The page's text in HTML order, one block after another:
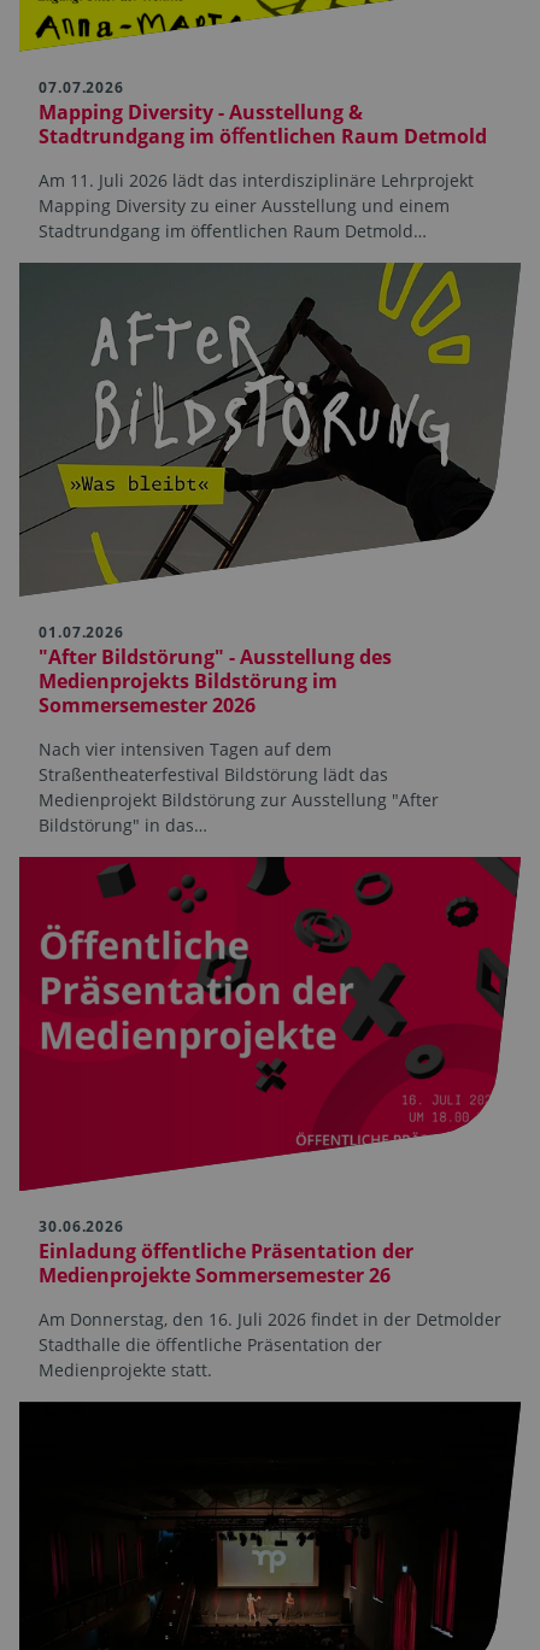
07.07.2026
Mapping Diversity - Ausstellung &
Stadtrundgang im öﬀentlichen Raum Detmold
Am 11. Juli 2026 lädt das interdisziplinäre Lehrprojekt
Mapping Diversity zu einer Ausstellung und einem
Stadtrundgang im öﬀentlichen Raum Detmold…
01.07.2026
"After Bildstörung" - Ausstellung des
Medienprojekts Bildstörung im
Sommersemester 2026
Nach vier intensiven Tagen auf dem
Straßentheaterfestival Bildstörung lädt das
Medienprojekt Bildstörung zur Ausstellung "After
Bildstörung" in das…
30.06.2026
Einladung öffentliche Präsentation der
Medienprojekte Sommersemester 26
Am Donnerstag, den 16. Juli 2026 findet in der Detmolder
Stadthalle die öffentliche Präsentation der
Medienprojekte statt.